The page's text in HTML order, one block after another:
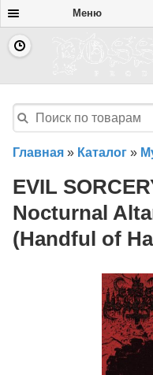
Меню
Главная » Каталог »
EVIL
Nocturnal
(Handful of